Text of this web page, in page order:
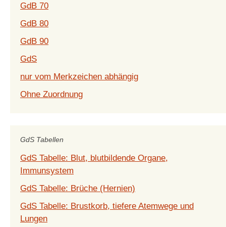
GdB 70
GdB 80
GdB 90
GdS
nur vom Merkzeichen abhängig
Ohne Zuordnung
GdS Tabellen
GdS Tabelle: Blut, blutbildende Organe,
Immunsystem
GdS Tabelle: Brüche (Hernien)
GdS Tabelle: Brustkorb, tiefere Atemwege und
Lungen